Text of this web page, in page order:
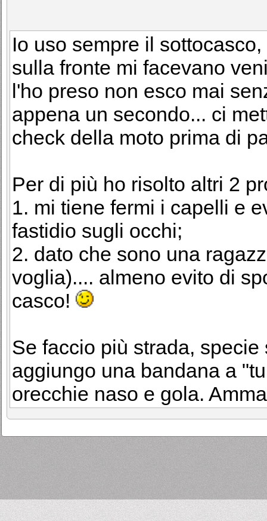
Io uso sempre il
sulla fronte mi facevano
l'ho preso non esco mai
appena un secondo... ci
check della moto prima di
Per di più ho risolto altri 2
1. mi tiene fermi i capelli e
fastidio sugli occhi;
2. dato che sono una
voglia).... almeno evito di
casco!
Se faccio più strada,
aggiungo una bandana a
orecchie naso e gola.